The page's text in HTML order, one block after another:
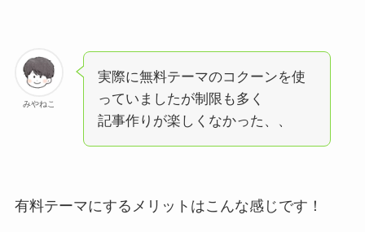
みやねこ
実際に無料テーマのコクーンを使
っていましたが制限も多く
記事作りが楽しくなかった、、
有料テーマにするメリットはこんな感じです！